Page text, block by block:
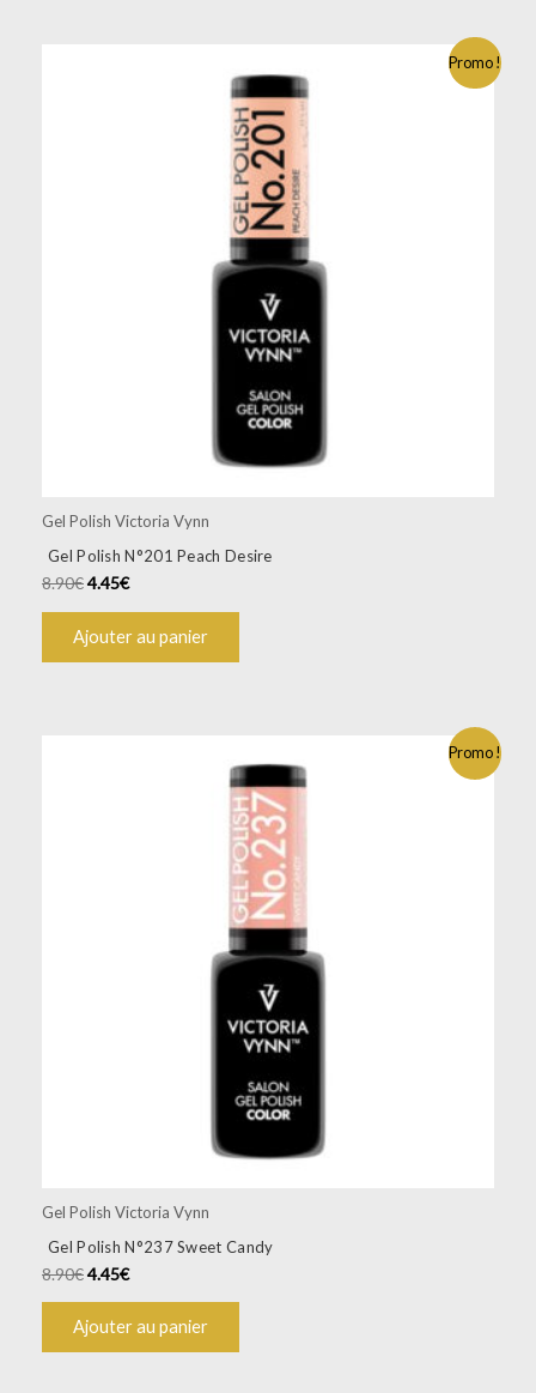
Promo !
Gel Polish Victoria Vynn
Gel Polish N°201 Peach Desire
8.90€4.45€
Ajouter au panier
Promo !
Gel Polish Victoria Vynn
Gel Polish N°237 Sweet Candy
8.90€4.45€
Ajouter au panier